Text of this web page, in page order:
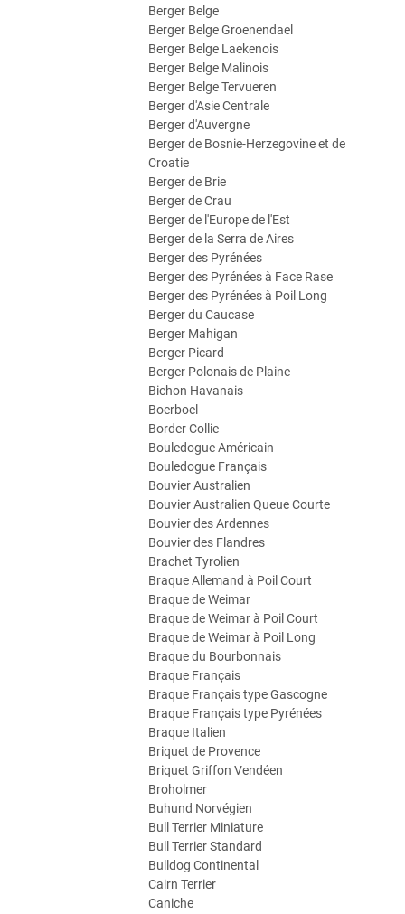
Berger Belge
Berger Belge Groenendael
Berger Belge Laekenois
Berger Belge Malinois
Berger Belge Tervueren
Berger d'Asie Centrale
Berger d'Auvergne
Berger de Bosnie-Herzegovine et de
Croatie
Berger de Brie
Berger de Crau
Berger de l'Europe de l'Est
Berger de la Serra de Aires
Berger des Pyrénées
Berger des Pyrénées à Face Rase
Berger des Pyrénées à Poil Long
Berger du Caucase
Berger Mahigan
Berger Picard
Berger Polonais de Plaine
Bichon Havanais
Boerboel
Border Collie
Bouledogue Américain
Bouledogue Français
Bouvier Australien
Bouvier Australien Queue Courte
Bouvier des Ardennes
Bouvier des Flandres
Brachet Tyrolien
Braque Allemand à Poil Court
Braque de Weimar
Braque de Weimar à Poil Court
Braque de Weimar à Poil Long
Braque du Bourbonnais
Braque Français
Braque Français type Gascogne
Braque Français type Pyrénées
Braque Italien
Briquet de Provence
Briquet Griffon Vendéen
Broholmer
Buhund Norvégien
Bull Terrier Miniature
Bull Terrier Standard
Bulldog Continental
Cairn Terrier
Caniche